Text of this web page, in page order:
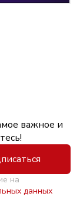
важное и
на
данных